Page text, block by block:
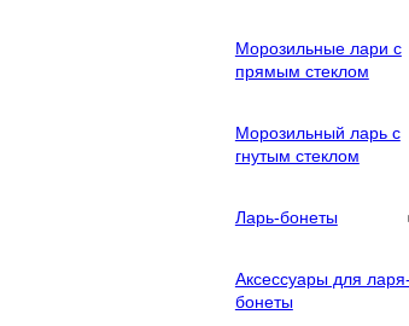
Морозильные лари с
прямым стеклом
Морозильный ларь с
гнутым стеклом
Ларь-бонеты
Аксессуары для ларя-
бонеты